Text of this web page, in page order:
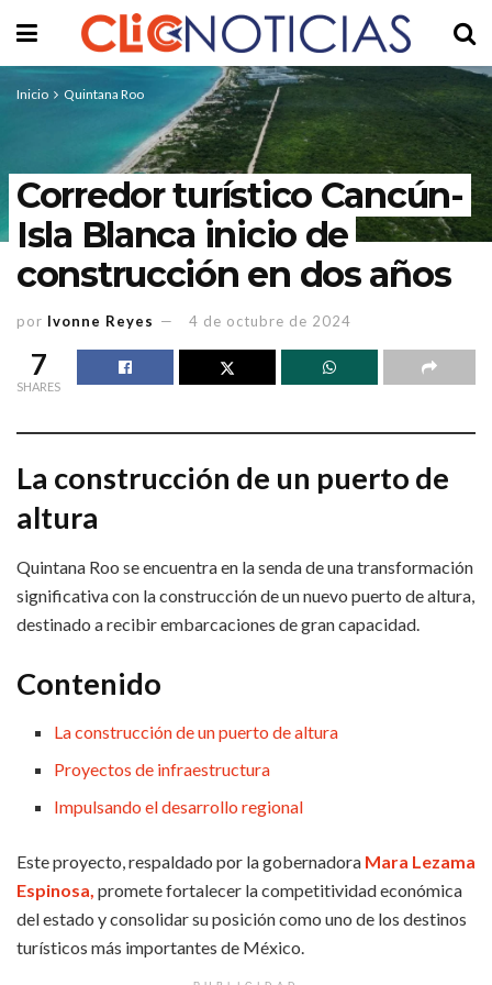
Inicio Quintana Roo
Corredor turístico Cancún-
Isla Blanca inicio de
construcción en dos años
por Ivonne Reyes 4 de octubre de 2024
7
SHARES
La construcción de un puerto de
altura
Quintana Roo se encuentra en la senda de una transformación
significativa con la construcción de un nuevo puerto de altura,
destinado a recibir embarcaciones de gran capacidad.
Contenido
La construcción de un puerto de altura
Proyectos de infraestructura
Impulsando el desarrollo regional
Este proyecto, respaldado por la gobernadora Mara Lezama
Espinosa, promete fortalecer la competitividad económica
del estado y consolidar su posición como uno de los destinos
turísticos más importantes de México.